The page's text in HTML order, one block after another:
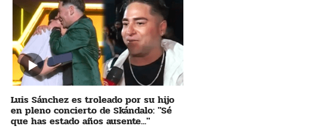
Luis Sánchez es troleado por su hijo
en pleno concierto de Skándalo: "Sé
que has estado años ausente..."